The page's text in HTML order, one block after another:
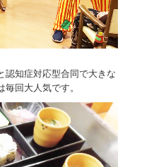
知症対応型合同で大きな
回大人気です。